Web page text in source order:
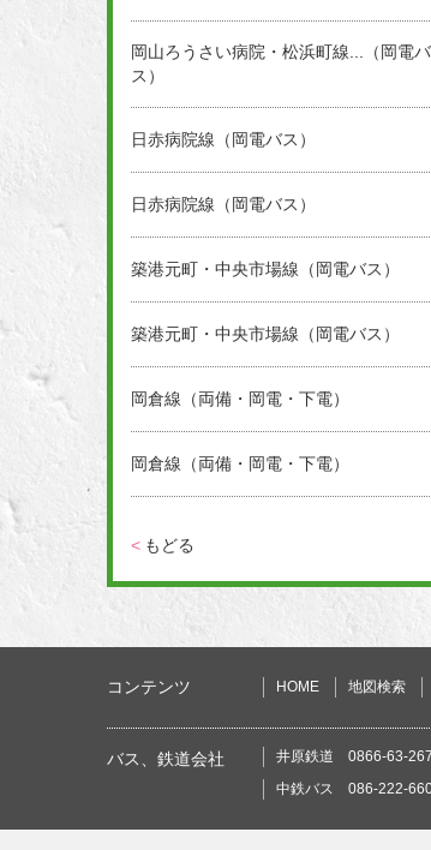
岡山ろうさい病院・松浜町線...（岡電バ
ス）
日赤病院線（岡電バス）
日赤病院線（岡電バス）
築港元町・中央市場線（岡電バス）
築港元町・中央市場線（岡電バス）
岡倉線（両備・岡電・下電）
岡倉線（両備・岡電・下電）
< もどる
コンテンツ HOME 地図検索
バス、鉄道会社 井原鉄道 0866-63-
中鉄バス 086-222-